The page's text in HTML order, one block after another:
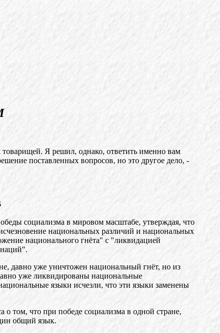
Я решил, однако, ответить именно вам
поставленных вопросов, но это другое дело, -
социализма в мировом масштабе, утверждая, что
национальных различий и национальных
национального гнёта" с "ликвидацией
давно уже уничтожен национальный гнёт, но из
уже ликвидированы национальные
языки исчезли, что эти языки заменены
том, что при победе социализма в одной стране,
общий язык.